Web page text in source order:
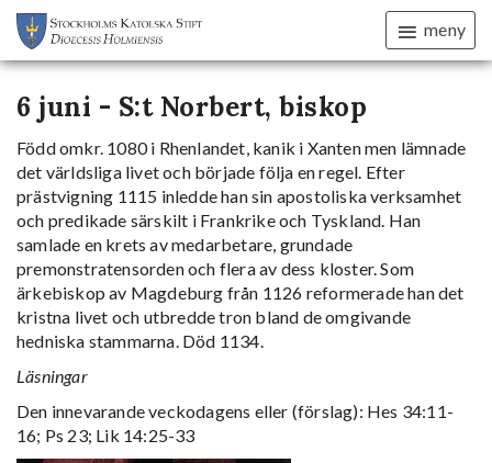
meny
6 juni - S:t Norbert, biskop
Född omkr. 1080 i Rhenlandet, kanik i Xanten men lämnade
det världsliga livet och började följa en regel. Efter
prästvigning 1115 inledde han sin apostoliska verksamhet
och predikade särskilt i Frankrike och Tyskland. Han
samlade en krets av medarbetare, grundade
premonstratensorden och flera av dess kloster. Som
ärkebiskop av Magdeburg från 1126 reformerade han det
kristna livet och utbredde tron bland de omgivande
hedniska stammarna. Död 1134.
Läsningar
Den innevarande veckodagens eller (förslag): Hes 34:11-
16; Ps 23; Lik 14:25-33